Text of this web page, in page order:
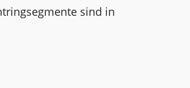
sind in